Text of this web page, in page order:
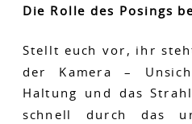
Die Rolle des Posings
Stellt euch vor, ihr
der Kamera –
Haltung und das
schnell durch das